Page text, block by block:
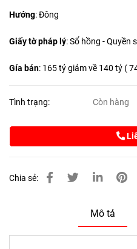
Hướng: Đông
Giấy tờ pháp lý: Sổ hồng - Quyền
Gía bán: 165 tỷ giảm về 140 tỷ (
Tình trạng: Còn hàng
Chia sẻ:
Mô tả